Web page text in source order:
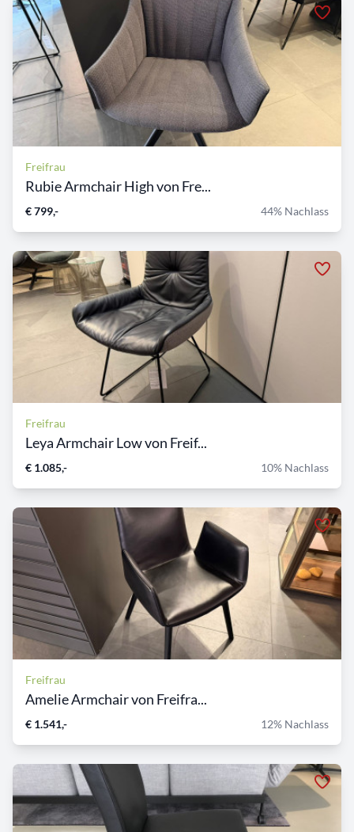
Freifrau
Rubie Armchair High von Fre...
€ 799,- 44% Nachlass
Freifrau
Leya Armchair Low von Freif...
€ 1.085,- 10% Nachlass
Freifrau
Amelie Armchair von Freifra...
€ 1.541,- 12% Nachlass